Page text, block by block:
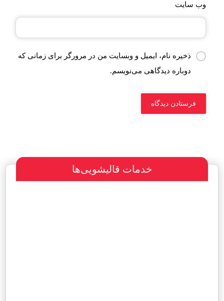
وب‌ سایت
ذخیره نام، ایمیل و وبسایت من در مرورگر برای زمانی که
دوباره دیدگاهی می‌نویسم.
خدمات قالیشویی‌ها